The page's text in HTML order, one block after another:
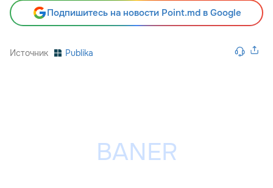
Подпишитесь на новости Point.md в Google
Источник Publika